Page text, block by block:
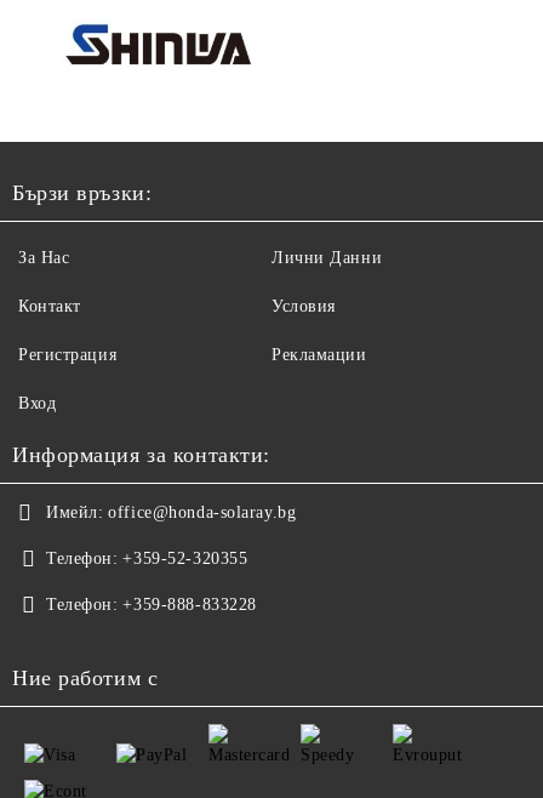
Бързи връзки:
За Нас
Контакт
Регистрация
Вход
Лични Данни
Условия
Рекламации
Информация за контакти:
Имейл: office@honda-solaray.bg
Телефон: +359-52-320355
Телефон: +359-888-833228
Ние работим с